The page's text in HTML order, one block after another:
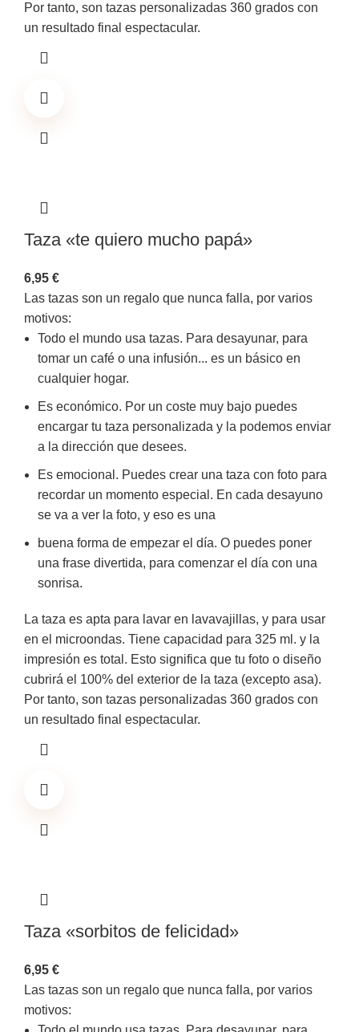
Por tanto, son tazas personalizadas 360 grados con
un resultado final espectacular.
Taza «te quiero mucho papá»
6,95 €
Las tazas son un regalo que nunca falla, por varios
motivos:
Todo el mundo usa tazas. Para desayunar, para
tomar un café o una infusión... es un básico en
cualquier hogar.
Es económico. Por un coste muy bajo puedes
encargar tu taza personalizada y la podemos enviar
a la dirección que desees.
Es emocional. Puedes crear una taza con foto para
recordar un momento especial. En cada desayuno
se va a ver la foto, y eso es una
buena forma de empezar el día. O puedes poner
una frase divertida, para comenzar el día con una
sonrisa.
La taza es apta para lavar en lavavajillas, y para usar
en el microondas. Tiene capacidad para 325 ml. y la
impresión es total. Esto significa que tu foto o diseño
cubrirá el 100% del exterior de la taza (excepto asa).
Por tanto, son tazas personalizadas 360 grados con
un resultado final espectacular.
Taza «sorbitos de felicidad»
6,95 €
Las tazas son un regalo que nunca falla, por varios
motivos: